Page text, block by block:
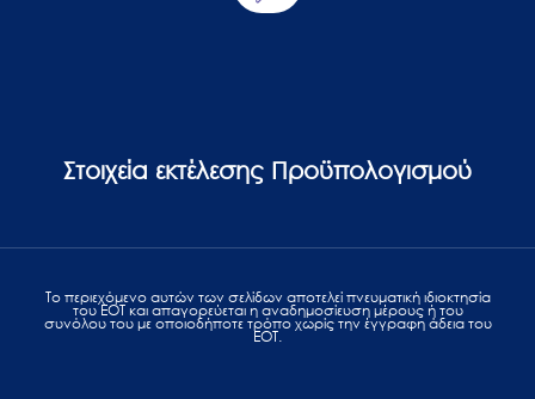
Στοιχεία εκτέλεσης Προϋπολογισμού
Το περιεχόμενο αυτών των σελίδων αποτελεί πvευματική ιδιοκτησία
του ΕΟΤ και απαγορεύεται η αναδημοσίευση μέρους ή του
συνόλου του με οποιοδήποτε τρόπο χωρίς την έγγραφη άδεια του
ΕΟΤ.